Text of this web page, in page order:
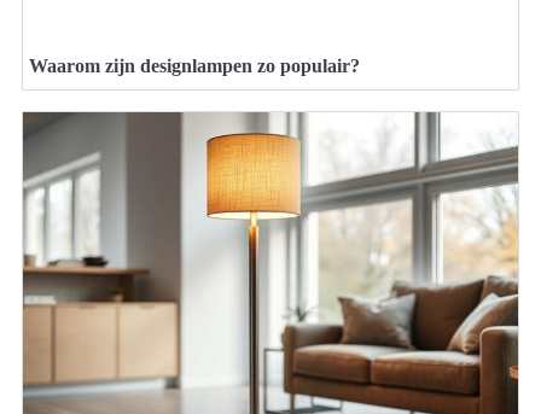
Waarom zijn designlampen zo populair?